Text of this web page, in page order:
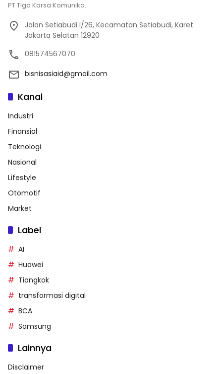
PT Tiga Karsa Komunika.
Jalan Setiabudi I/26, Kecamatan Setiabudi, Karet
Jakarta Selatan 12920
081574567070
bisnisasiaid@gmail.com
Kanal
Industri
Finansial
Teknologi
Nasional
Lifestyle
Otomotif
Market
Label
AI
Huawei
Tiongkok
transformasi digital
BCA
Samsung
Lainnya
Disclaimer